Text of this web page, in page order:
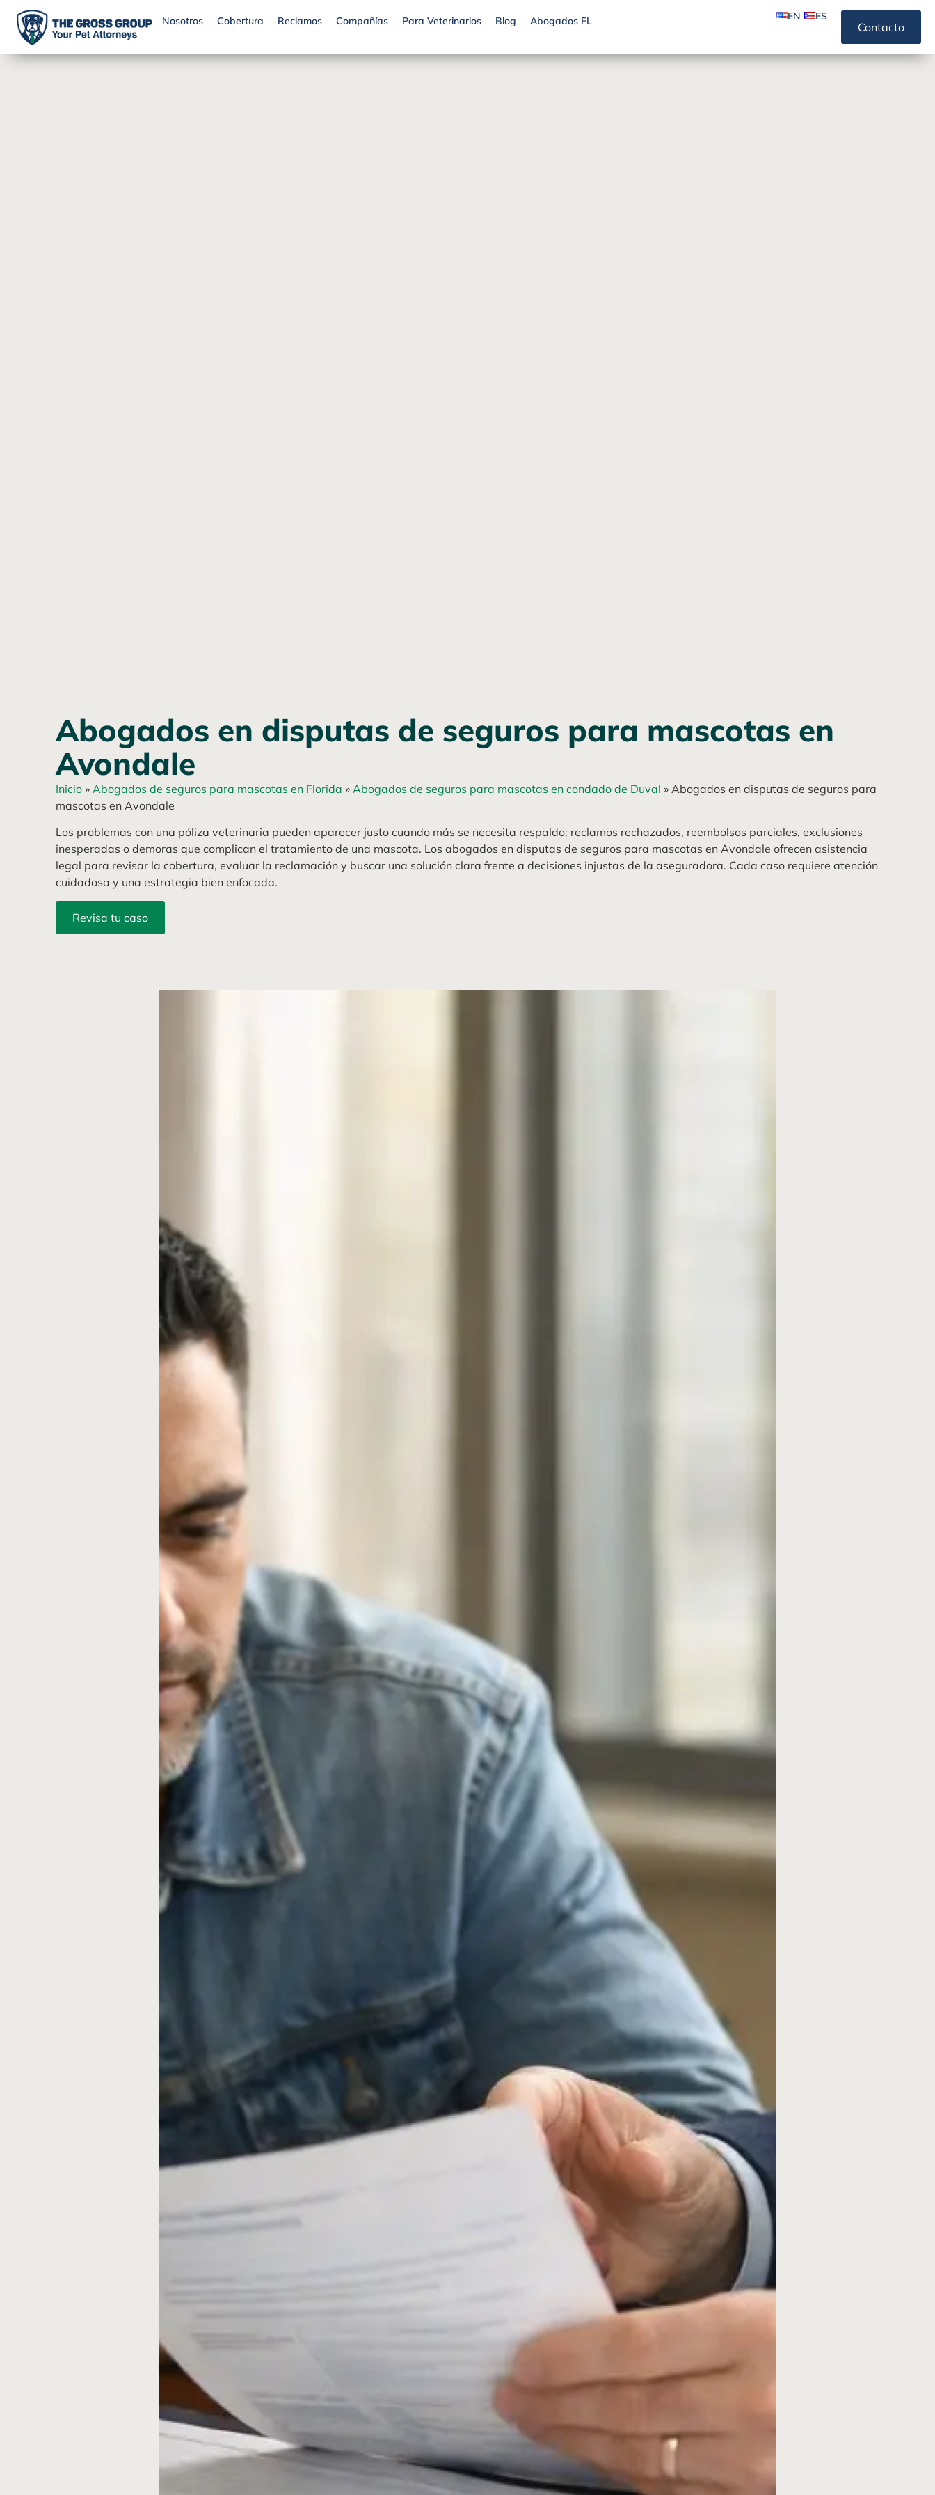
Nosotros Cobertura Reclamos Compañías Para Veterinarios Blog Abogados FL EN ES
Contacto
Abogados en disputas de seguros para mascotas en
Avondale
Inicio » Abogados de seguros para mascotas en Florida » Abogados de seguros para mascotas en condado de Duval » Abogados en disputas de seguros para
mascotas en Avondale
Los problemas con una póliza veterinaria pueden aparecer justo cuando más se necesita respaldo: reclamos rechazados, reembolsos parciales, exclusiones
inesperadas o demoras que complican el tratamiento de una mascota. Los abogados en disputas de seguros para mascotas en Avondale ofrecen asistencia
legal para revisar la cobertura, evaluar la reclamación y buscar una solución clara frente a decisiones injustas de la aseguradora. Cada caso requiere atención
cuidadosa y una estrategia bien enfocada.
Revisa tu caso